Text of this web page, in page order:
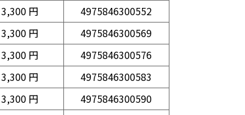
3,300 円
4975846300552
3,300 円
4975846300569
3,300 円
4975846300576
3,300 円
4975846300583
3,300 円
4975846300590